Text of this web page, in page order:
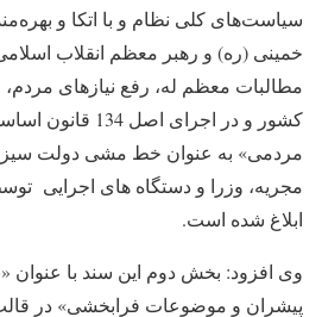
سیاست‌های کلی نظام و با اتکا و
خمینی (ره) و رهبر معظم انقلاب
مطالبات معظم له، رفع نیازهای
کشور و در اجرای
مردمی» به عنوان خط مشی دولت
مجریه، وزرا و دستگاه های اجرایی
ابلاغ شده است.
وی افزود: بخش دوم این سند با عنوان